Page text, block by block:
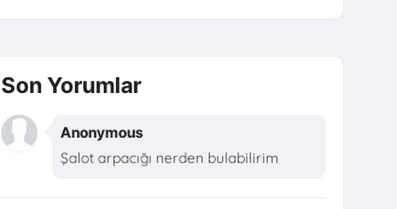
Son Yorumlar
Anonymous
Şalot arpacığı nerden bulabilirim